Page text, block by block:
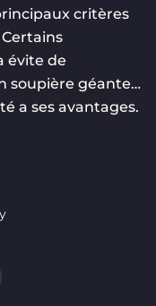
critères
évite de
soupière géante…
a ses avantages.